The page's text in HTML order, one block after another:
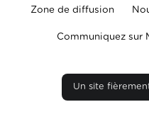
Zone de diffusion
Communiquez sur
Un site